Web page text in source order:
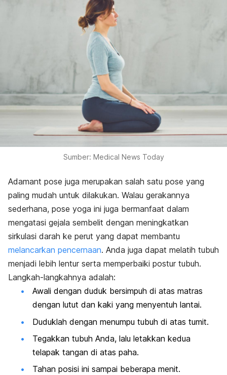
Sumber: Medical News Today
Adamant pose juga merupakan salah satu pose yang
paling mudah untuk dilakukan. Walau gerakannya
sederhana, pose yoga ini juga bermanfaat dalam
mengatasi gejala sembelit dengan meningkatkan
sirkulasi darah ke perut yang dapat membantu
melancarkan pencernaan. Anda juga dapat melatih tubuh
menjadi lebih lentur serta memperbaiki postur tubuh.
Langkah-langkahnya adalah:
Awali dengan duduk bersimpuh di atas matras
dengan lutut dan kaki yang menyentuh lantai.
Duduklah dengan menumpu tubuh di atas tumit.
Tegakkan tubuh Anda, lalu letakkan kedua
telapak tangan di atas paha.
Tahan posisi ini sampai beberapa menit.